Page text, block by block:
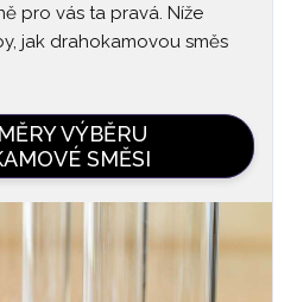
pro vás ta pravá. Níže
jak drahokamovou směs
VÝBĚRU
SMĚSI